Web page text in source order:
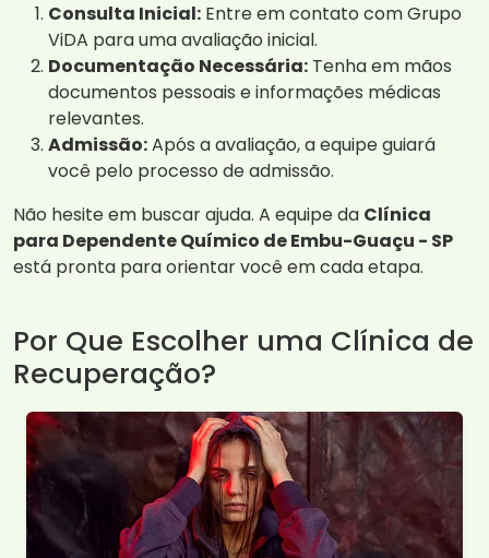
Consulta Inicial: Entre em contato com Grupo
ViDA para uma avaliação inicial.
Documentação Necessária: Tenha em mãos
documentos pessoais e informações médicas
relevantes.
Admissão:Após a avaliação, a equipe guiará
você pelo processo de admissão.
Não hesite em buscar ajuda. A equipe da Clínica
para Dependente Químico de Embu-Guaçu - SP
está pronta para orientar você em cada etapa.
Por Que Escolher uma Clínica de
Recuperação?